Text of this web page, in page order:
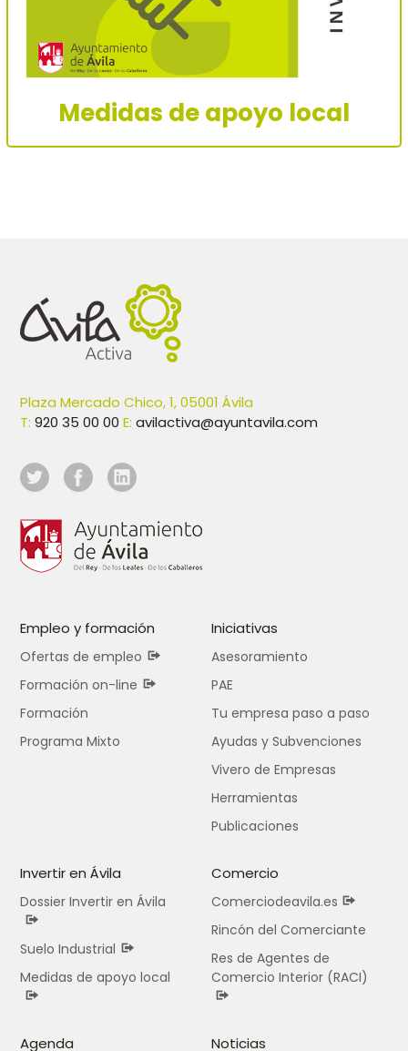
Medidas de apoyo local
Plaza Mercado Chico, 1, 05001 Ávila
T:920 35 00 00 E:avilactiva@ayuntavila.com
Empleo y formación
Ofertas de empleo
Formación on-line
Formación
Programa Mixto
Iniciativas
Asesoramiento
PAE
Tu empresa paso a paso
Ayudas y Subvenciones
Vivero de Empresas
Herramientas
Publicaciones
Invertir en Ávila
Dossier Invertir en Ávila
Suelo Industrial
Medidas de apoyo local
Comercio
Comerciodeavila.es
Rincón del Comerciante
Res de Agentes de
Comercio Interior (RACI)
Agenda Noticias